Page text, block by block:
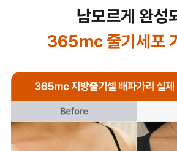
남모르게 완성
365mc 줄기세포